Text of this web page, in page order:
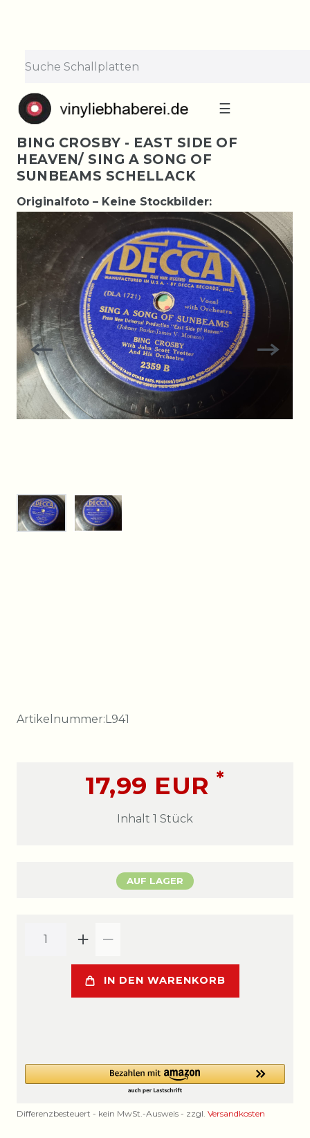
☰
BING CROSBY - EAST SIDE OF
HEAVEN/ SING A SONG OF
SUNBEAMS SCHELLACK
Originalfoto – Keine Stockbilder:
Artikelnummer:L941
17,99 EUR*
Inhalt 1 Stück
AUF LAGER
IN DEN WARENKORB
Differenzbesteuert - kein MwSt.-Ausweis - zzgl. Versandkosten